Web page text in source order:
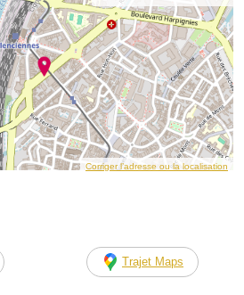
Corriger l’adresse ou la localisation
Trajet Maps